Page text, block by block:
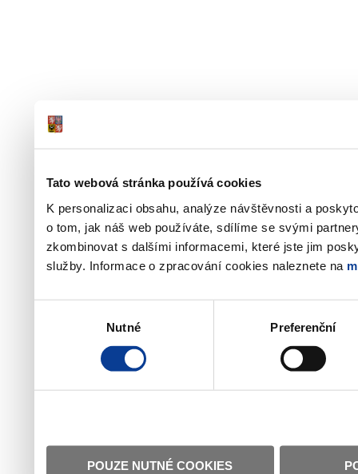
Tato webová stránka používá cookies
K personalizaci obsahu, analýze návštěvnosti a
o tom, jak náš web používáte, sdílíme se svými
zkombinovat s dalšími informacemi, které jste jim
služby. Informace o zpracování cookies naleznete na
Nutné Preferenční
POUZE NUTNÉ COOKIES